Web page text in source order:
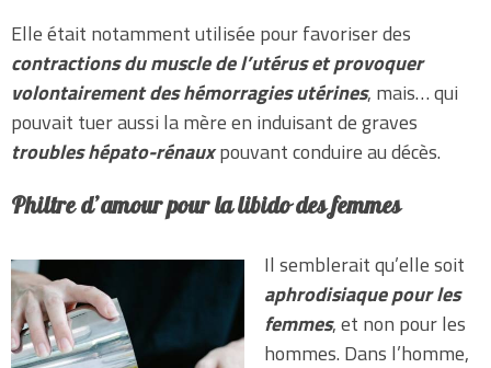
Elle était notamment utilisée pour favoriser des
contractions du muscle de l’utérus et provoquer
volontairement des hémorragies utérines, mais… qui
pouvait tuer aussi la mère en induisant de graves
troubles hépato-rénauxpouvant conduire au décès.
Philtre d’amour pour la libido des femmes
Il semblerait qu’elle soit
aphrodisiaque pour les
femmes, et non pour les
hommes. Dans l’homme,